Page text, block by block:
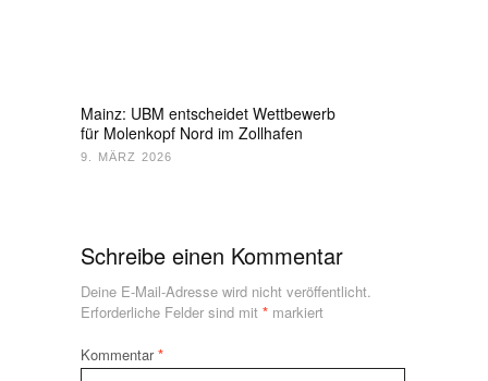
Mainz: UBM entscheidet Wettbewerb
für Molenkopf Nord im Zollhafen
9. MÄRZ 2026
Schreibe einen Kommentar
Deine E-Mail-Adresse wird nicht veröffentlicht.
Erforderliche Felder sind mit * markiert
Kommentar*